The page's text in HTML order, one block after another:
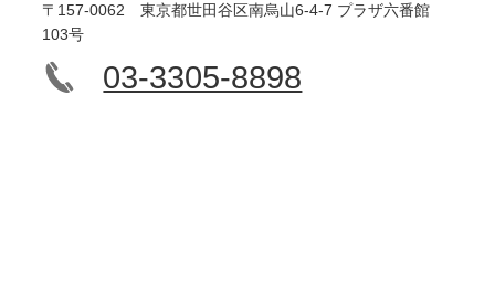
〒157-0062 東京都世田谷区南烏山6-4-7 プラザ六番館
103号
03-3305-8898